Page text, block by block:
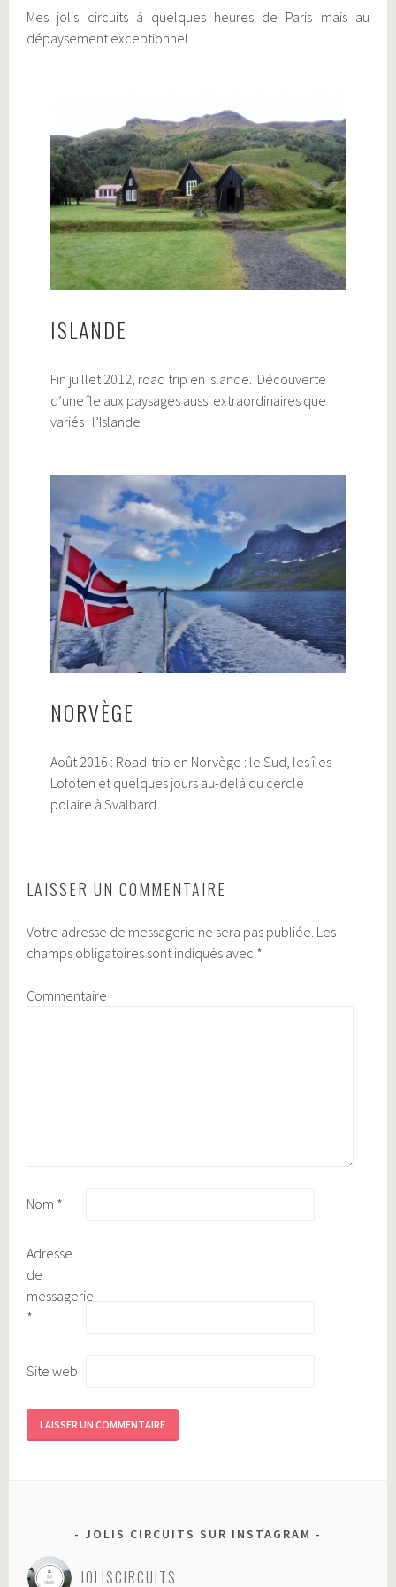
Mes jolis circuits à quelques heures de Paris mais au
dépaysement exceptionnel.
ISLANDE
Fin juillet 2012, road trip en Islande. Découverte
d’une île aux paysages aussi extraordinaires que
variés : l’Islande
NORVÈGE
Août 2016 : Road-trip en Norvège : le Sud, les îles
Lofoten et quelques jours au-delà du cercle
polaire à Svalbard.
LAISSER UN COMMENTAIRE
Votre adresse de messagerie ne sera pas publiée. Les
champs obligatoires sont indiqués avec *
Commentaire
Nom *
Adresse
de
messagerie
*
Site web
JOLIS CIRCUITS SUR INSTAGRAM
JOLISCIRCUITS